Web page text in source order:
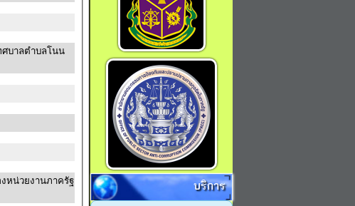
ศบาลตำบลโนน
หน่วยงานภาครัฐ
บริการ